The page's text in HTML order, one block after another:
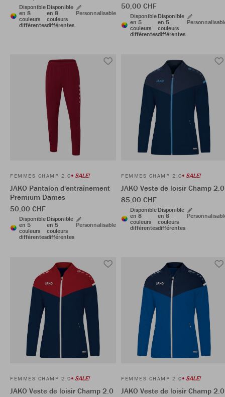
Disponible
en 8
couleurs
différentes
Disponible
en 8
couleurs
différentes
Personnalisable
50,00 CHF
Disponible
en 5
couleurs
différentes
Disponible
en 5
couleurs
différentes
FEMMES CHAMP 2.0 SALE!
JAKO Pantalon d'entraînement
Premium Dames
50,00 CHF
Disponible
en 5
couleurs
différentes
Disponible
en 5
couleurs
différentes
Personnalisable
FEMMES CHAMP 2.0 SALE!
JAKO Veste de loisir Champ 2.0
85,00 CHF
Disponible
en 8
couleurs
différentes
Disponible
en 8
couleurs
différentes
FEMMES CHAMP 2.0 SALE!
JAKO Veste de loisir Champ 2.0
FEMMES CHAMP 2.0 SALE!
JAKO Veste de loisir Champ 2.0